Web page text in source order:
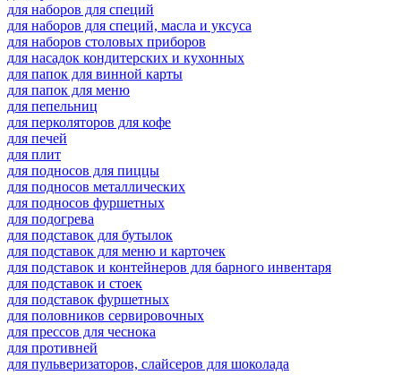
для наборов для специй
для наборов для специй, масла и уксуса
для наборов столовых приборов
для насадок кондитерских и кухонных
для папок для винной карты
для папок для меню
для пепельниц
для перколяторов для кофе
для печей
для плит
для подносов для пиццы
для подносов металлических
для подносов фуршетных
для подогрева
для подставок для бутылок
для подставок для меню и карточек
для подставок и контейнеров для барного инвентаря
для подставок и стоек
для подставок фуршетных
для половников сервировочных
для прессов для чеснока
для противней
для пульверизаторов, слайсеров для шоколада